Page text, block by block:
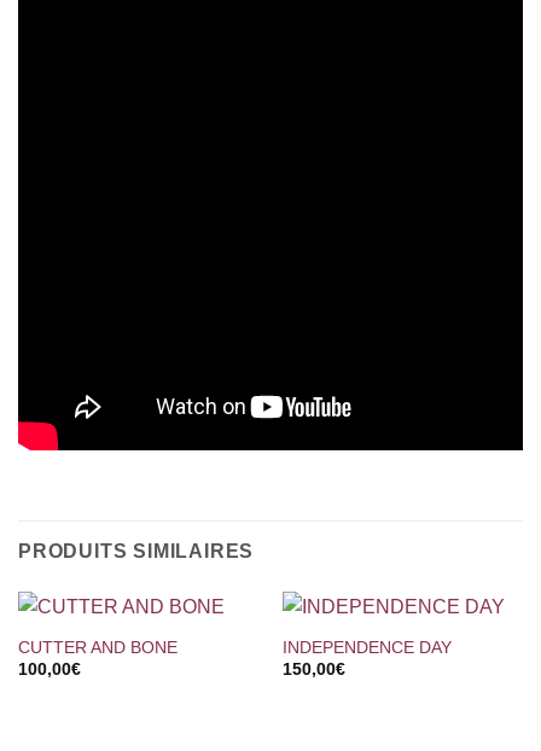
PRODUITS SIMILAIRES
CUTTER AND BONE
100,00€
INDEPENDENCE DAY
150,00€